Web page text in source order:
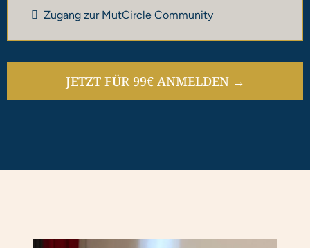
Zugang zur MutCircle Community
JETZT FÜR 99€ ANMELDEN →